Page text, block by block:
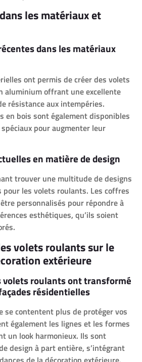
les matériaux et
dans les matériaux
ont permis de créer des volets
aluminium offrant une excellente
résistance aux intempéries.
en bois sont également disponibles
pour augmenter leur
en matière de design
trouver une multitude de designs
pour les volets roulants. Les coffres
personnalisés pour répondre à
esthétiques, qu’ils soient
volets roulants sur le
extérieure
volets roulants ont transformé
résidentielles
se contentent plus de protéger vos
également les lignes et les formes
un look harmonieux. Ils sont
design à part entière, s’intégrant